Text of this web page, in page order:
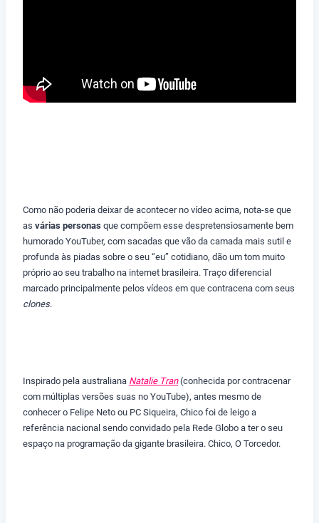
Como não poderia deixar de acontecer no vídeo acima, nota-se que
as várias personas que compõem esse despretensiosamente bem
humorado YouTuber, com sacadas que vão da camada mais sutil e
profunda às piadas sobre o seu “eu” cotidiano, dão um tom muito
próprio ao seu trabalho na internet brasileira. Traço diferencial
marcado principalmente pelos vídeos em que contracena com seus
clones.
Inspirado pela australiana Natalie Tran(conhecida por contracenar
com múltiplas versões suas no YouTube), antes mesmo de
conhecer o Felipe Neto ou PC Siqueira, Chico foi de leigo a
referência nacional sendo convidado pela Rede Globo a ter o seu
espaço na programação da gigante brasileira. Chico, O Torcedor.